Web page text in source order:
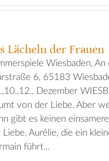
Lächeln der Frauen
Wiesbaden,
6, 65183
Dezember
von der Liebe. Aber
gibt es keinen
Liebe. Aurélie, die ein
führt...